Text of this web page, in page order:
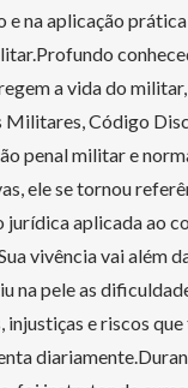
e na aplicação
a vida do
Militares, Código
penal militar e
ele se tornou
jurídica aplicada ao
vivência vai além
na pele as
injustiças e riscos